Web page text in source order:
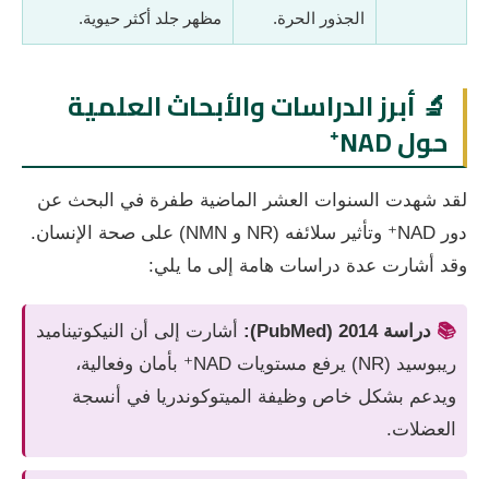
الجذور الحرة.
مظهر جلد أكثر حيوية.
🔬 أبرز الدراسات والأبحاث العلمية
حول NAD⁺
لقد شهدت السنوات العشر الماضية طفرة في البحث عن
دور NAD⁺ وتأثير سلائفه (NR و NMN) على صحة الإنسان.
وقد أشارت عدة دراسات هامة إلى ما يلي:
📚 دراسة 2014 (PubMed):
أشارت إلى أن النيكوتيناميد
ريبوسيد (NR) يرفع مستويات NAD⁺ بأمان وفعالية،
ويدعم بشكل خاص وظيفة الميتوكوندريا في أنسجة
العضلات.